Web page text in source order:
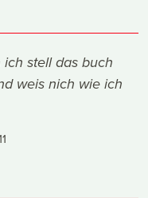
stell das buch
weis nich wie ich